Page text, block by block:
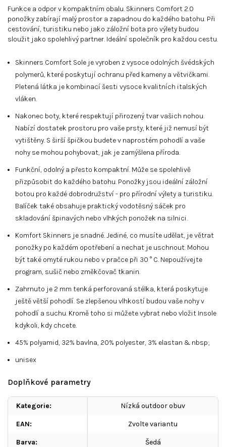
Funkce a odpor v kompaktním obalu. Skinners Comfort 2.0
ponožky zabírají malý prostor a zapadnou do každého batohu. Při
cestování, turistiku nebo jako záložní bota pro výlety budou
sloužit jako spolehlivý partner. Ideální společník pro každou cestu.
Skinners Comfort Sole je vyroben z vysoce odolných švédských
polymerů, které poskytují ochranu před kameny a větvičkami.
Pletená látka je kombinací šesti vysoce kvalitních italských
vláken.
Nakonec boty, které respektují přirozený tvar vašich nohou.
Nabízí dostatek prostoru pro vaše prsty, které již nemusí být
vytištěny. S širší špičkou budete v naprostém pohodlí a vaše
nohy se mohou pohybovat, jak je zamýšlena příroda.
Funkční, odolný a přesto kompaktní. Může se spolehlivě
přizpůsobit do každého batohu. Ponožky jsou ideální záložní
botou pro každé dobrodružství - pro přírodní výlety a turistiku.
Balíček také obsahuje praktický vodotěsný sáček pro
skladování špinavých nebo vlhkých ponožek na silnici.
Komfort Skinners je snadné. Jediné, co musíte udělat, je větrat
ponožky po každém opotřebení a nechat je uschnout. Mohou
být také omyté rukou nebo v pračce při 30 ° C. Nepoužívejte
program, sušič nebo změkčovač tkanin.
Zahrnuto je 2 mm tenká perforovaná stélka, která poskytuje
ještě větší pohodlí. Se zlepšenou vlhkostí budou vaše nohy v
pohodlí a suchu. Kromě toho si můžete vybrat nebo vložit Insole
kdykoli, kdy chcete.
45% polyamid, 32% bavlna, 20% polyester, 3% elastan & nbsp;
unisex
Doplňkové parametry
Kategorie: Nízká outdoor obuv
EAN: Zvolte variantu
Barva: Šedá